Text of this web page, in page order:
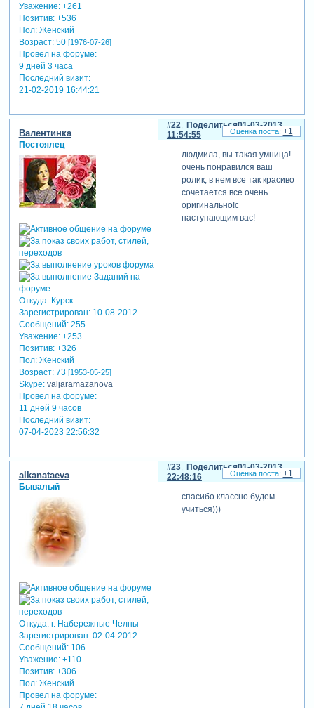
Уважение: +261
Позитив: +536
Пол:Женский
Возраст:50 [1976-07-26]
Провел на форуме:
9 дней 3 часа
Последний визит:
21-02-2019 16:44:21
Поделиться
22
01-03-2013
11:54:55
Валентинка
Постоялец
Откуда:Курск
Зарегистрирован: 10-08-2012
Сообщений:255
Уважение: +253
Позитив: +326
Пол:Женский
Возраст:73 [1953-05-25]
Skype: valjaramazanova
Провел на форуме:
11 дней 9 часов
Последний визит:
07-04-2023 22:56:32
людмила, вы такая умница!
очень понравился ваш
ролик, в нем все так красиво
сочетается.все очень
оригинально!с
наступающим вас!
+1
Поделиться
23
01-03-2013
22:48:16
alkanataeva
Бывалый
Откуда:г. Набережные Челны
Зарегистрирован: 02-04-2012
Сообщений:106
Уважение: +110
Позитив: +306
Пол:Женский
Провел на форуме:
спасибо.классно.будем
учиться)))
+1